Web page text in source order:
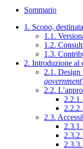
Sommario
1. Scopo,
1.1.
1.2.
1.3.
2. Introduzione al
2.1. Design
government
2.2.
2.3.